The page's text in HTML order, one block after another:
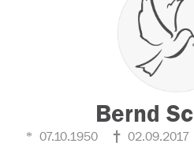
Bernd
07.10.1950 02.09.2017